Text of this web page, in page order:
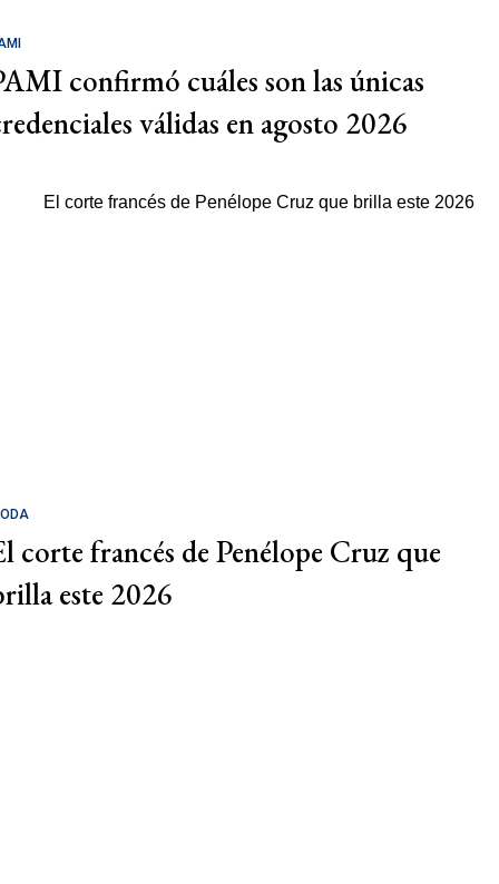
confirmó cuáles son las únicas
válidas en agosto 2026
corte francés de Penélope Cruz que
este 2026